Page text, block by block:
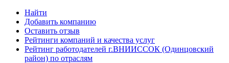
Найти
Добавить компанию
Оставить отзыв
Рейтинги компаний и качества услуг
Рейтинг работодателей г.ВНИИССОК (Одинцовский
район) по отраслям